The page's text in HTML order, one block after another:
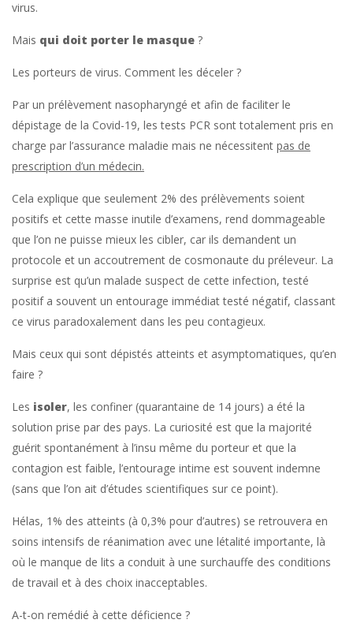
virus.
Mais qui doit porter le masque ?
Les porteurs de virus. Comment les déceler ?
Par un prélèvement nasopharyngé et afin de faciliter le
dépistage de la Covid-19, les tests PCR sont totalement pris en
charge par l’assurance maladie mais ne nécessitent pas de
prescription d’un médecin.
Cela explique que seulement 2% des prélèvements soient
positifs et cette masse inutile d’examens, rend dommageable
que l’on ne puisse mieux les cibler, car ils demandent un
protocole et un accoutrement de cosmonaute du préleveur. La
surprise est qu’un malade suspect de cette infection, testé
positif a souvent un entourage immédiat testé négatif, classant
ce virus paradoxalement dans les peu contagieux.
Mais ceux qui sont dépistés atteints et asymptomatiques, qu’en
faire ?
Les isoler, les confiner (quarantaine de 14 jours) a été la
solution prise par des pays. La curiosité est que la majorité
guérit spontanément à l’insu même du porteur et que la
contagion est faible, l’entourage intime est souvent indemne
(sans que l’on ait d’études scientifiques sur ce point).
Hélas, 1% des atteints (à 0,3% pour d’autres) se retrouvera en
soins intensifs de réanimation avec une létalité importante, là
où le manque de lits a conduit à une surchauffe des conditions
de travail et à des choix inacceptables.
A-t-on remédié à cette déficience ?